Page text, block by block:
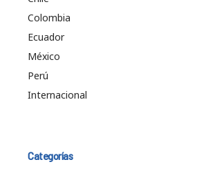
Colombia
Ecuador
México
Perú
Internacional
Categorías